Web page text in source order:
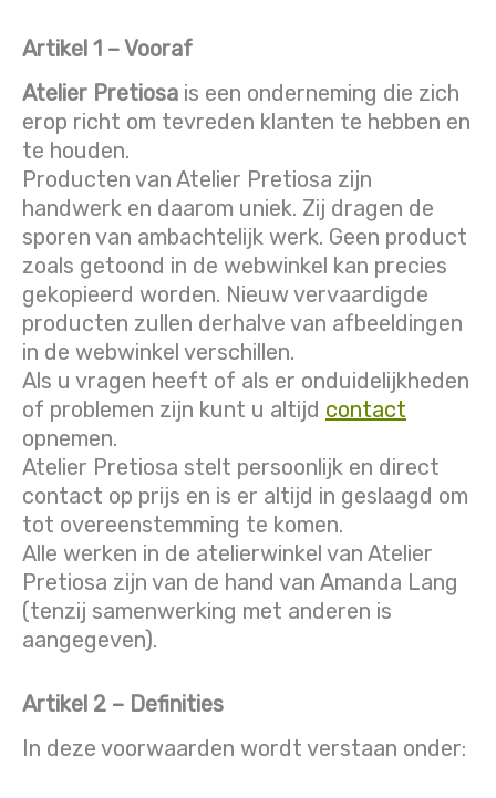
Artikel 1 – Vooraf
Atelier Pretiosa is een onderneming die zich
erop richt om tevreden klanten te hebben en
te houden.
Producten van Atelier Pretiosa zijn
handwerk en daarom uniek. Zij dragen de
sporen van ambachtelijk werk. Geen product
zoals getoond in de webwinkel kan precies
gekopieerd worden. Nieuw vervaardigde
producten zullen derhalve van afbeeldingen
in de webwinkel verschillen.
Als u vragen heeft of als er onduidelijkheden
of problemen zijn kunt u altijd contact
opnemen.
Atelier Pretiosa stelt persoonlijk en direct
contact op prijs en is er altijd in geslaagd om
tot overeenstemming te komen.
Alle werken in de atelierwinkel van Atelier
Pretiosa zijn van de hand van Amanda Lang
(tenzij samenwerking met anderen is
aangegeven).
Artikel 2 – Definities
In deze voorwaarden wordt verstaan onder: